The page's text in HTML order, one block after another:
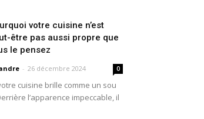
votre cuisine n’est
être pas aussi propre que
le pensez
- 26 décembre 2024 0
cuisine brille comme un sou
l’apparence impeccable, il